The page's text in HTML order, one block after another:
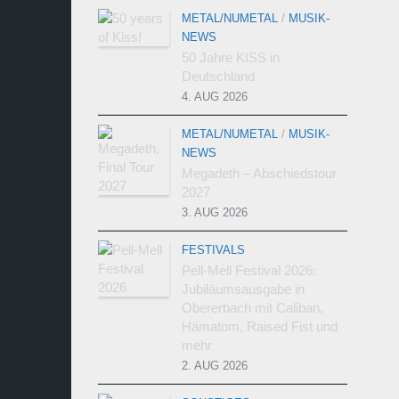
METAL/NUMETAL / MUSIK-
NEWS
50 Jahre KISS in
Deutschland
4. AUG 2026
METAL/NUMETAL / MUSIK-
NEWS
Megadeth – Abschiedstour
2027
3. AUG 2026
FESTIVALS
Pell-Mell Festival 2026:
Jubiläumsausgabe in
Obererbach mit Caliban,
Hämatom, Raised Fist und
mehr
2. AUG 2026